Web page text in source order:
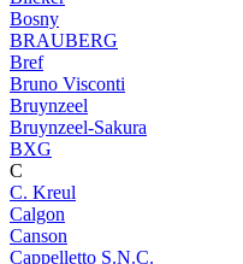
Bosny
BRAUBERG
Bref
Bruno Visconti
Bruynzeel
Bruynzeel-Sakura
BXG
C
C. Kreul
Calgon
Canson
Cappelletto S.N.C.